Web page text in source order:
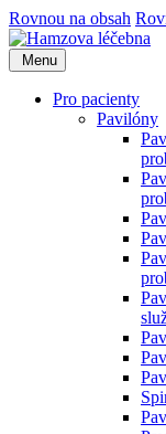
Rovnou na obsah
Menu
Pro pacienty
Pavilóny